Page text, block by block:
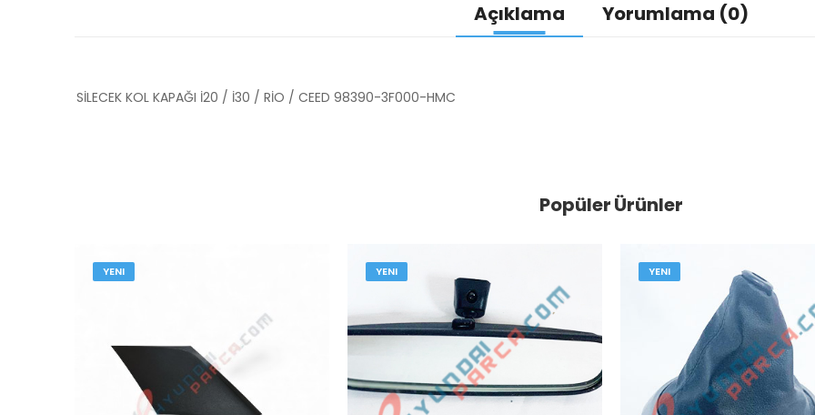
Açıklama Yorumlama (0)
SİLECEK KOL KAPAĞI İ20 / İ30 / RİO / CEED 98390-3F000-HMC
Popüler Ürünler
YENI YENI YENI